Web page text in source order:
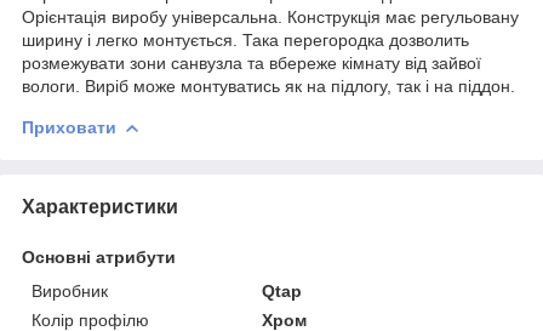
Орієнтація виробу універсальна. Конструкція має регульовану
ширину і легко монтується. Така перегородка дозволить
розмежувати зони санвузла та вбереже кімнату від зайвої
вологи. Виріб може монтуватись як на підлогу, так і на піддон.
Приховати
Характеристики
Основні атрибути
Виробник
Qtap
Колір профілю
Хром